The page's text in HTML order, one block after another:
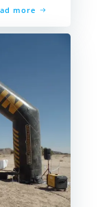
more